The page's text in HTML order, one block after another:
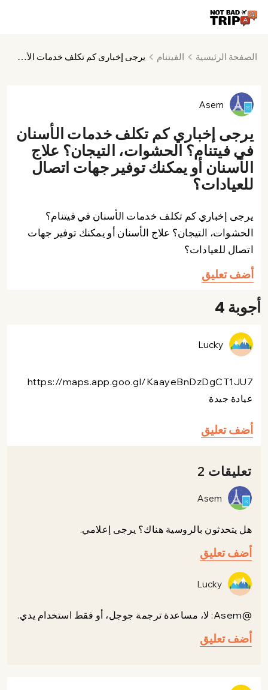
الصفحة الرئيسية الفيتنام يرجى إخباري كم تكلف خدمات الأسنان في فيتنام؟ الحشوات، التيجان؟ علاج الأسنان أو يمكنك توفير جهات اتصال للعيادات؟
Asem
يرجى إخباري كم تكلف خدمات الأسنان
في فيتنام؟ الحشوات، التيجان؟ علاج
الأسنان أو يمكنك توفير جهات اتصال
للعيادات؟
يرجى إخباري كم تكلف خدمات الأسنان في فيتنام؟
الحشوات، التيجان؟ علاج الأسنان أو يمكنك توفير جهات
اتصال للعيادات؟
أضف تعليق
أجوبة 4
Lucky
https://maps.app.goo.gl/KaayeBnDzDgCT1JU7
عيادة جيدة
أضف تعليق
تعليقات 2
Asem
هل يتحدثون بالروسية هناك؟ يرجى إعلامي.
أضف تعليق
Lucky
@Asem: لا، مساعدة ترجمة جوجل، أو فقط استخدام يدي.
أضف تعليق